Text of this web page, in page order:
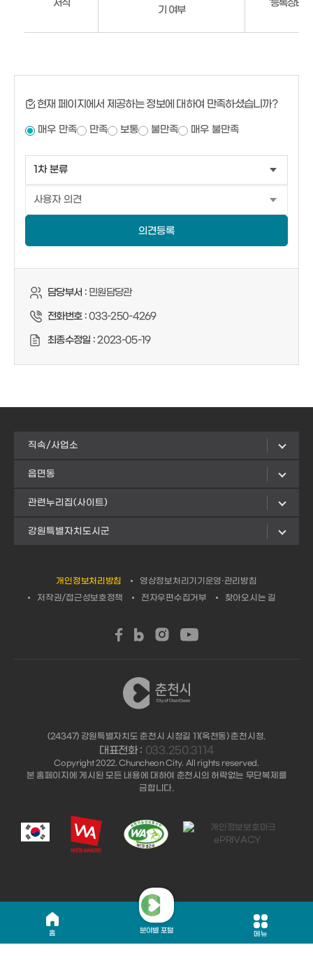
홈 분야별 포털 메뉴
서식
기 여부
‘등록상태’
현재 페이지에서 제공하는 정보에 대하여 만족하셨습니까?
매우 만족 만족 보통 불만족 매우 불만족
의견등록
담당부서 :민원담당관
전화번호 :033-250-4269
최종수정일 :2023-05-19
직속/사업소
읍면동
관련누리집(사이트)
강원특별자치도시군
개인정보처리방침
영상정보처리기기운영·관리방침
저작권/접근성보호정책
전자우편수집거부 찾아오시는 길
(24347) 강원특별자치도 춘천시 시청길 11(옥천동) 춘천시청.
대표전화 : 033.250.3114
Copyright 2022. Chuncheon City. All rights reserved.
본 홈페이지에 게시된 모든 내용에 대하여 춘천시의 허락없는 무단복제를
금합니다.